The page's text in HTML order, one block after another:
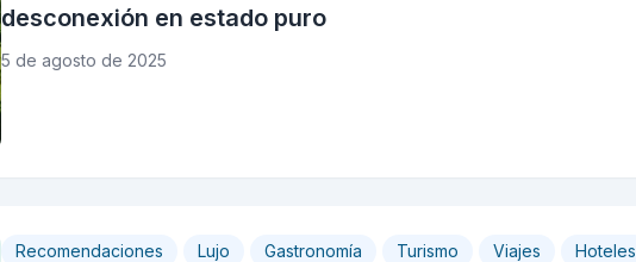
desconexión en estado puro
5 de agosto de 2025
Recomendaciones Lujo Gastronomía Turismo Viajes Hoteles